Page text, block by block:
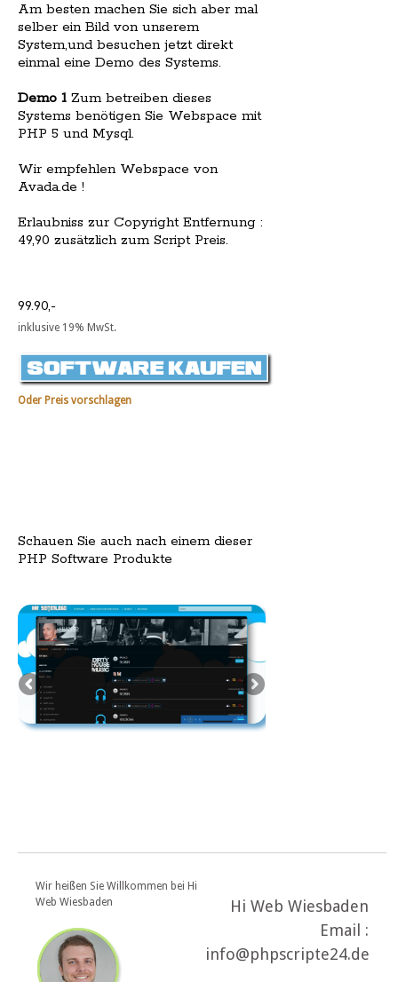
Am besten machen Sie sich aber mal
selber ein Bild von unserem
System,und besuchen jetzt direkt
einmal eine Demo des Systems.
Demo 1 Zum betreiben dieses
Systems benötigen Sie Webspace mit
PHP 5 und Mysql.
Wir empfehlen Webspace von
Avada.de !
Erlaubniss zur Copyright Entfernung :
49,90 zusätzlich zum Script Preis.
99.90,-
inklusive 19% MwSt.
Oder Preis vorschlagen
Schauen Sie auch nach einem dieser
PHP Software Produkte
Wir heißen Sie Willkommen bei Hi
Web Wiesbaden
Hi Web Wiesbaden
Email :
info@phpscripte24.de